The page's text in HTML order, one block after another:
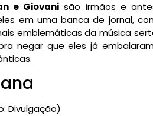
e Giovani são irmãos e
em uma banca de jornal,
emblemáticas da música
negar que eles já
Divulgação)